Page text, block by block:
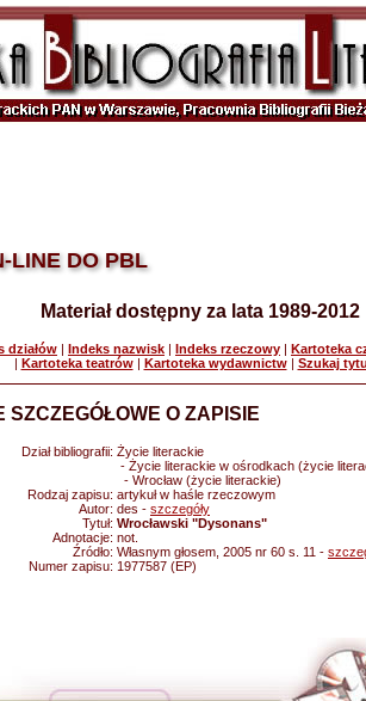
LINE DO PBL
Materiał dostępny za lata 1989-2012
działów | Indeks nazwisk | Indeks rzeczowy | Kartoteka
| Kartoteka teatrów| Kartoteka wydawnictw| Szukaj
SZCZEGÓŁOWE O ZAPISIE
Dział bibliografii: Życie literackie
- Życie literackie w ośrodkach (życie
- Wrocław (życie literackie)
Rodzaj zapisu: artykuł w haśle rzeczowym
Autor: des - szczegóły
Tytuł: Wrocławski "Dysonans"
Adnotacje: not.
Źródło: Własnym głosem, 2005 nr 60 s. 11 -
Numer zapisu: 1977587 (EP)